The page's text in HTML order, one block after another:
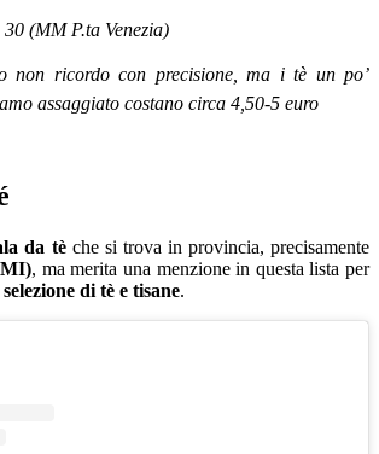
(MM P.ta Venezia)
non ricordo con precisione, ma i tè un po’
assaggiato costano circa 4,50-5 euro
da tèche si trova in provincia, precisamente
, ma merita una menzione in questa lista per
di tè e tisane.